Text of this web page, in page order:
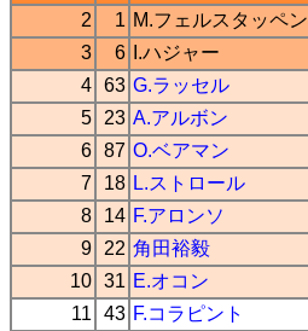
2
1 M.フェルスタッペン
3
6 I.ハジャー
4 63 G.ラッセル
5
23 A.アルボン
6 87 O.ベアマン
7
18 L.ストロール
8
14 F.アロンソ
9
22 角田裕毅
10 31 E.オコン
11
43 F.コラピント